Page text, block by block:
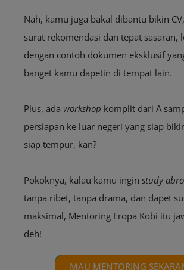
Nah, kamu juga bakal dibantu bikin CV,
surat rekomendasi dan tepat sasaran,
dengan contoh dokumen eksklusif
banget kamu dapetin di tempat lain.
Plus, ada workshop komplit dari A
persiapan ke luar negeri yang siap
siap tempur, kan?
Pokoknya, kalau kamu ingin study
tanpa ribet, tanpa drama, dan dapet
maksimal, Mentoring Eropa Kobi itu
deh!
MAU MENTORING